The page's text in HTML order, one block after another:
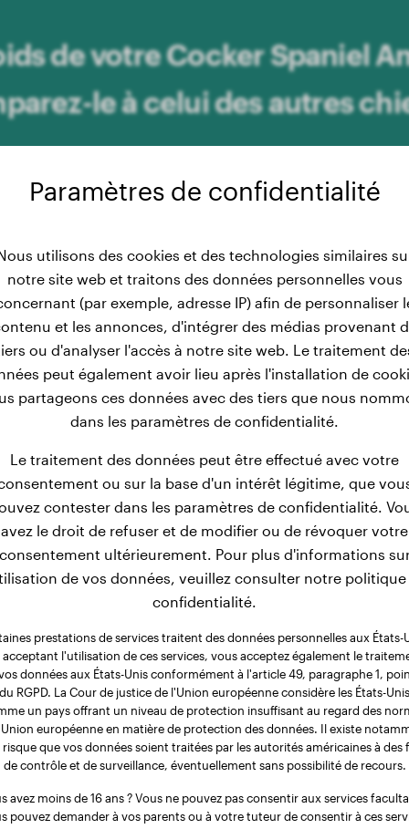
de votre Cocker Spaniel
le à celui des autres
Inscrivez-vous gratuitement et commencez à suivre
poids des mâles :
Spaniel Américain de 2 à
Spaniel Américain sont considérés comme légers. À
de 3 mois supplémentaires, leur poids moyen
de 7 mois, ces mâles atteignent finalement un
Paramètres de confidentialité
utilisons des cookies et des technologies similaires
notre site web et traitons des données personnelles vous
(par exemple, adresse IP) afin de personnaliser
et les annonces, d'intégrer des médias provenant
ou d'analyser l'accès à notre site web. Le traitement
peut également avoir lieu après l'installation de
partageons ces données avec des tiers que nous
dans les paramètres de confidentialité.
Le traitement des données peut être effectué avec votre
ou sur la base d'un intérêt légitime, que
contester dans les paramètres de confidentialité.
avez le droit de refuser et de modifier ou de révoquer votre
consentement ultérieurement. Pour plus d'informations
de vos données, veuillez consulter notre politique
confidentialité.
prestations de services traitent des données personnelles aux États-
acceptant l'utilisation de ces services, vous acceptez également le
données aux États-Unis conformément à l'article 49, paragraphe 1,
du RGPD. La Cour de justice de l'Union européenne considère les États-Unis
un pays offrant un niveau de protection insuffisant au regard des
européenne en matière de protection des données. Il existe
risque que vos données soient traitées par les autorités américaines à des
de contrôle et de surveillance, éventuellement sans possibilité de recours.
avez moins de 16 ans ? Vous ne pouvez pas consentir aux services
pouvez demander à vos parents ou à votre tuteur de consentir à ces